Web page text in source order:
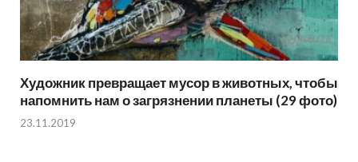
Художник превращает мусор в животных, чтобы
напомнить нам о загрязнении планеты (29 фото)
23.11.2019